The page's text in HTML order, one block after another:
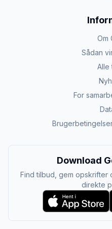
Om
Sådan
Alle
For
Download
Find tilbud, gem opskrifter
direkte